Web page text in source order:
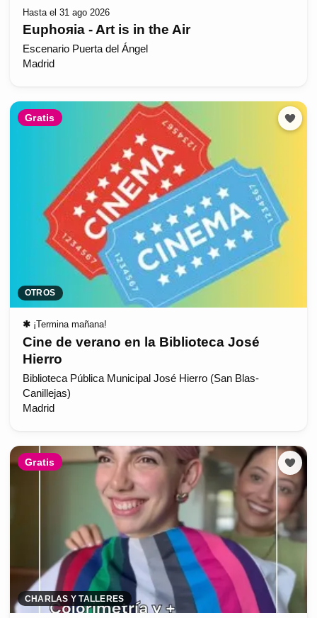
Hasta el 31 ago 2026
Euphoяia - Art is in the Air
Escenario Puerta del Ángel
Madrid
Gratis
OTROS
✱ ¡Termina mañana!
Cine de verano en la Biblioteca José
Hierro
Biblioteca Pública Municipal José Hierro (San Blas-
Canillejas)
Madrid
Gratis
CHARLAS Y TALLERES